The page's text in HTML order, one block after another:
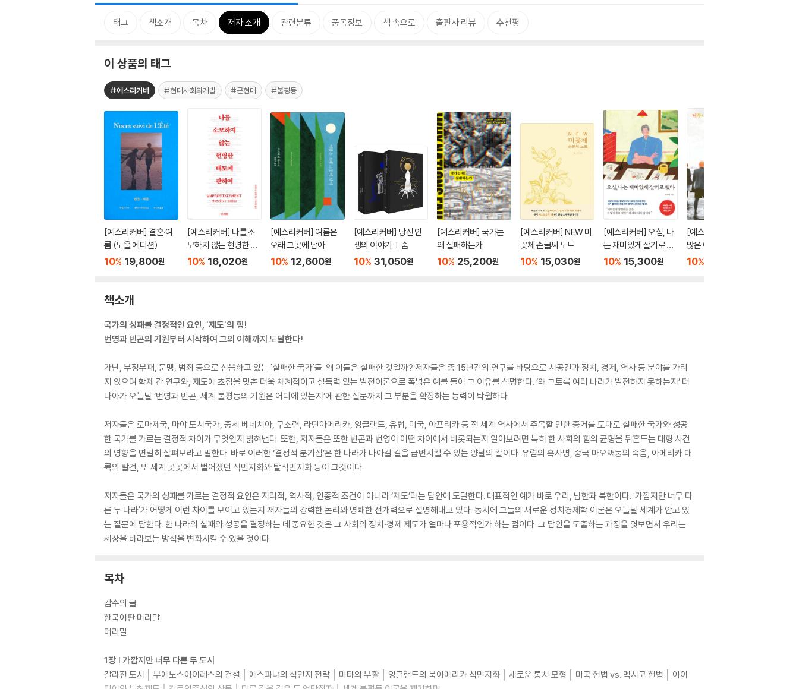
태그 책소개 목차 저자 소개 관련분류 품목정보 책 속으로 출판사 리뷰 추천평
이 상품의 태그
#예스리커버 #현대사회와개발 #근현대 #불평등
[예스리커버] 결혼·여
름 (노을 에디션)
10% 19,800원
[예스리커버] 나를 소
모하지 않는 현명한 태
도에 관하여
10% 16,020원
[예스리커버] 여름은
오래 그곳에 남아
10% 12,600원
[예스리커버] 당신 인
생의 이야기 + 숨
10% 31,050원
[예스리커버] 국가는
왜 실패하는가
10% 25,200원
[예스리커버] NEW 미
꽃체 손글씨 노트
10% 15,030원
[예스리커버] 오십, 나
는 재미있게 살기로 했
다
10% 15,300원
[예스리커버] 너무나
많은 여름이
10%
책소개
국가의 성패를 결정적인 요인, '제도'의 힘!
번영과 빈곤의 기원부터 시작하여 그의 이해까지 도달한다!
가난, 부정부패, 문맹, 범죄 등으로 신음하고 있는 '실패한 국가'들. 왜 이들은 실패한 것일까? 저자들은 총 15년간의 연구를 바탕으로 시공간과 정치, 경제, 역사 등 분야를 가리
지 않으며 학제 간 연구와, 제도에 초점을 맞춘 더욱 체계적이고 설득력 있는 발전이론으로 폭넓은 예를 들어 그 이유를 설명한다. ‘왜 그토록 여러 나라가 발전하지 못하는지’ 더
나아가 오늘날 ‘번영과 빈곤, 세계 불평등의 기원은 어디에 있는지’에 관한 질문까지 그 부분을 확장하는 능력이 탁월하다.
저자들은 로마제국, 마야 도시국가, 중세 베네치아, 구소련, 라틴아메리카, 잉글랜드, 유럽, 미국, 아프리카 등 전 세계 역사에서 주목할 만한 증거를 토대로 실패한 국가와 성공
한 국가를 가르는 결정적 차이가 무엇인지 밝혀낸다. 또한, 저자들은 또한 빈곤과 번영이 어떤 차이에서 비롯되는지 알아보려면 특히 한 사회의 힘의 균형을 뒤흔드는 대형 사건
의 영향을 면밀히 살펴보라고 말한다. 바로 이러한 ‘결정적 분기점’은 한 나라가 나아갈 길을 급변시킬 수 있는 양날의 칼이다. 유럽의 흑사병, 중국 마오쩌둥의 죽음, 아메리카 대
륙의 발견, 또 세계 곳곳에서 벌어졌던 식민지화와 탈식민지화 등이 그것이다.
저자들은 국가의 성패를 가르는 결정적 요인은 지리적, 역사적, 인종적 조건이 아니라 ‘제도’라는 답안에 도달한다. 대표적인 예가 바로 우리, 남한과 북한이다. '가깝지만 너무 다
른 두 나라'가 어떻게 이런 차이를 보이고 있는지 저자들의 강력한 논리와 명쾌한 전개력으로 설명해내고 있다. 동시에 그들의 새로운 정치경제학 이론은 오늘날 세계가 안고 있
는 질문에 답한다. 한 나라의 실패와 성공을 결정하는 데 중요한 것은 그 사회의 정치·경제 제도가 얼마나 포용적인가 하는 점이다. 그 답안을 도출하는 과정을 엿보면서 우리는
세상을 바라보는 방식을 변화시킬 수 있을 것이다.
목차
감수의 글
한국어판 머리말
머리말
1장 | 가깝지만 너무 다른 두 도시
갈라진 도시 │ 부에노스아이레스의 건설 │ 에스파냐의 식민지 전략 │ 미타의 부활 │ 잉글랜드의 북아메리카 식민지화 │ 새로운 통치 모형 │ 미국 헌법 vs. 멕시코 헌법 │ 아이